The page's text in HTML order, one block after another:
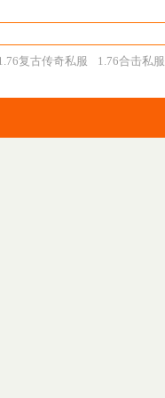
复古传奇私服 1.76合击私服